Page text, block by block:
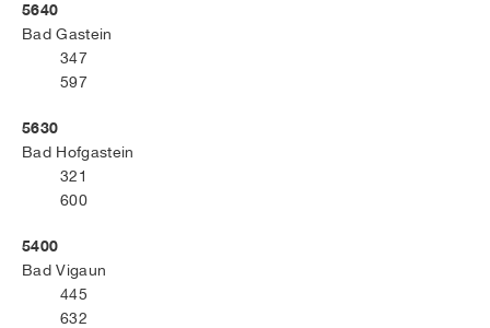
5640
Bad Gastein
347
597
5630
Bad Hofgastein
321
600
5400
Bad Vigaun
445
632